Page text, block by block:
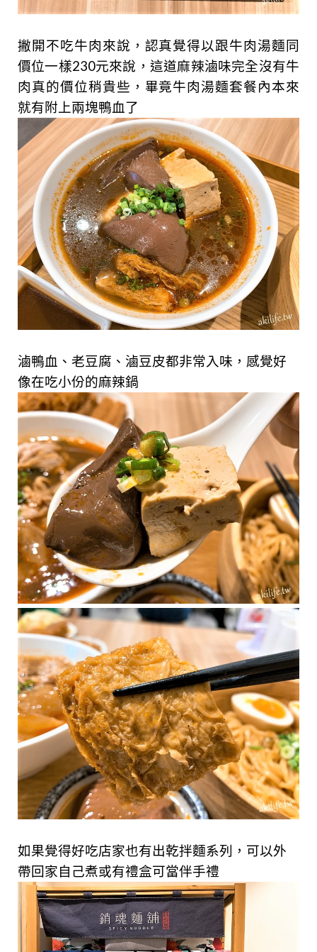
撇開不吃牛肉來說，認真覺得以跟牛肉湯麵同
價位一樣230元來說，這道麻辣滷味完全沒有牛
肉真的價位稍貴些，畢竟牛肉湯麵套餐內本來
就有附上兩塊鴨血了
滷鴨血、老豆腐、滷豆皮都非常入味，感覺好
像在吃小份的麻辣鍋
如果覺得好吃店家也有出乾拌麵系列，可以外
帶回家自己煮或有禮盒可當伴手禮